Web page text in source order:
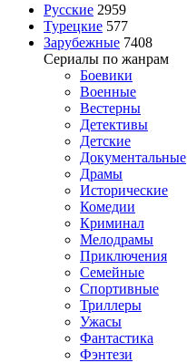
Русские 2959
Турецкие 577
Зарубежные 7408
Сериалы по жанрам
Боевики
Военные
Вестерны
Детективы
Детские
Документальные
Драмы
Исторические
Комедии
Криминал
Мелодрамы
Приключения
Семейные
Спортивные
Триллеры
Ужасы
Фантастика
Фэнтези